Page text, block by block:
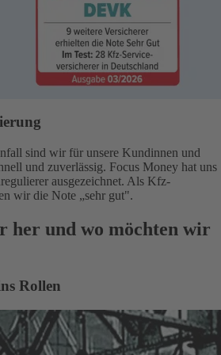
sind wir für unsere Kundinnen und
und zuverlässig. Focus Money hat uns
ausgezeichnet. Als Kfz-
wir die Note „sehr gut".
her und wo möchten wir
Rollen